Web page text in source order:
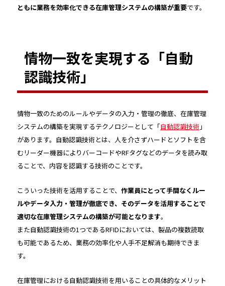
ともに業務を効率化できる在庫管理システムの構築が重要です。
情物一致を実現する「自動
認識技術」
情物一致のためのルールやデータの入力・管理の徹底、在庫管理
システムの構築を実現するテクノロジーとして「自動認識技術 」
があります。自動認識技術とは、人を介さずハードとソフトを含
むリーダー機器によりバーコードやRFタグなどのデータを読み取
ることで、内容を認識する技術のことです。
こういった技術を活用することで、 作業員にとって手間なくルー
ルやデータ入力・管理が徹底でき、そのデータを活用することで
適切な在庫管理システムの構築が可能となります。
また自動認識技術の1つであるRFIDにおいては、製品の複数読取
も可能であるため、業務の効率化や人手不足解消も期待できま
す。
在庫管理における自動認識技術を用いることの具体的なメリット